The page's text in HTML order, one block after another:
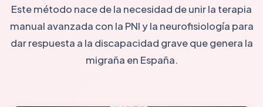
Este método nace de la necesidad de unir la terapia
manual avanzada con la PNI y la neurofisiología para
dar respuesta a la discapacidad grave que genera la
migraña en España.